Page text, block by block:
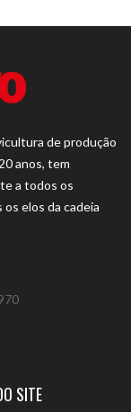
de produção
anos, tem
a todos os
elos da cadeia
SITE